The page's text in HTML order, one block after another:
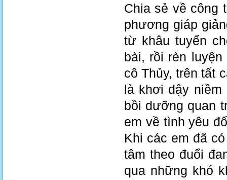
Chia sẻ về công
phương giáp
từ khâu tuyển
bài, rồi rèn
cô Thủy, trên tất
là khơi dậy niềm
bồi dưỡng quan
em về tình yêu
Khi các em đã
tâm theo đuổi
qua những khó